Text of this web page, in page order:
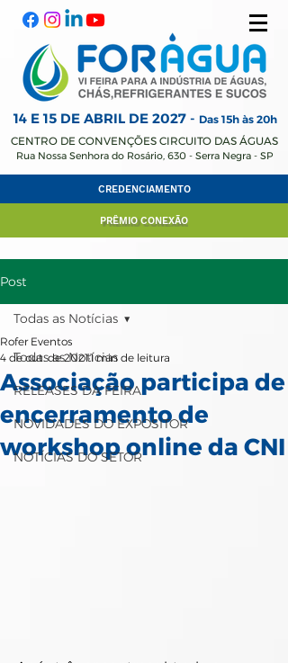
14 E 15 DE ABRIL DE 2027 - Das 15h às 20h
CENTRO DE CONVENÇÕES CIRCUITO DAS ÁGUAS
Rua Nossa Senhora do Rosário, 630 - Serra Negra - SP
CREDENCIAMENTO
PRÊMIO CONEXÃO
Post
Todas as Notícias
RELEASES DA FEIRA
NOVIDADES DO EXPOSITOR
NOTÍCIAS DO SETOR
Todas as Notícias
Associação participa de
encerramento de
workshop online da CNI
Rofer Eventos
4 de out. de 20211 min de leitura